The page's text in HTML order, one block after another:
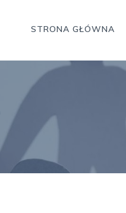
STRONA GŁÓWNA